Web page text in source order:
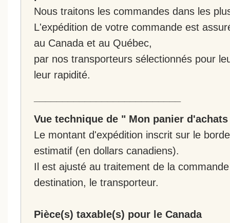
Nous traitons les commandes dans les
L'expédition de votre commande est
au Canada et au Québec,
par nos transporteurs sélectionnés pour
leur rapidité.
Vue technique de " Mon panier
Le montant d'expédition inscrit sur le
estimatif (en dollars canadiens).
Il est ajusté au traitement de la
destination, le transporteur.
Pièce(s) taxable(s) pour le Canada